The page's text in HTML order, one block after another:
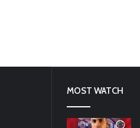
MOST WATCH